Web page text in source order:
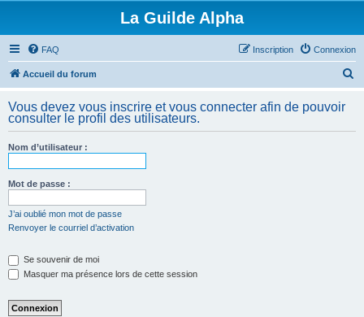
La Guilde Alpha
FAQ Connexion
Inscription
Accueil du forum
h
Vous devez vous inscrire et vous connecter afin de pouvoir
consulter le profil des utilisateurs.
Nom d’utilisateur :
Mot de passe :
J’ai oublié mon mot de passe
Renvoyer le courriel d’activation
Se souvenir de moi
Masquer ma présence lors de cette session